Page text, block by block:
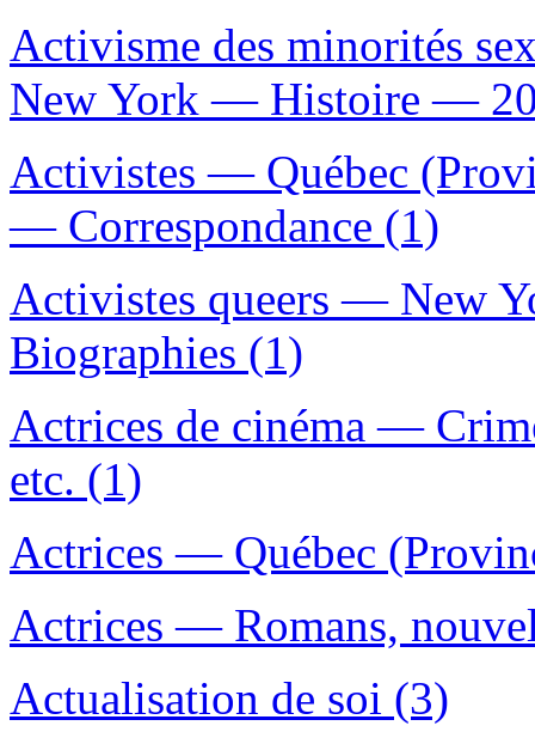
Activisme des minorités
New York — Histoire —
Activistes — Québec
— Correspondance (1)
Activistes queers — New
Biographies (1)
Actrices de cinéma —
etc. (1)
Actrices — Québec
Actrices — Romans,
Actualisation de soi (3)